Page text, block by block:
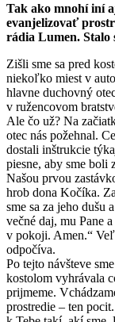
Tak ako mnohí iní
evanjelizovať
rádia Lumen. Stalo
Zišli sme sa pred
niekoľko miest v
hlavne duchovný
v ružencovom
Ale čo už? Na
otec nás požehnal.
dostali inštrukcie
piesne, aby sme boli
Našou prvou
hrob dona Kočíka.
sme sa za jeho dušu
večné daj, mu Pane
v pokoji. Amen.“
odpočíva.
Po tejto návšteve
kostolom vyhrávala
prijmeme.
prostredie – ten